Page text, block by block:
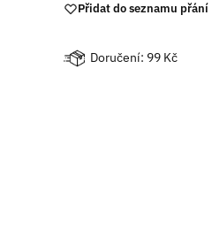
Přidat do seznamu přání
Doručení: 99 Kč